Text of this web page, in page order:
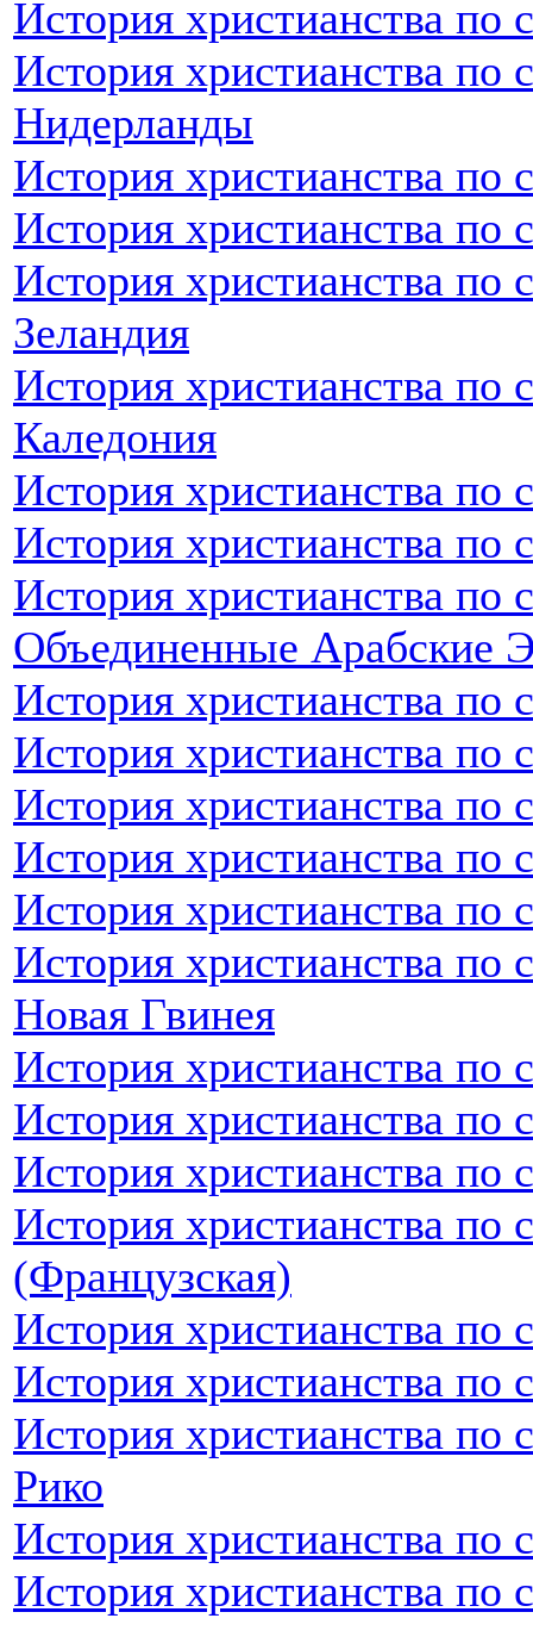
История христианства по
История христианства по
Нидерланды
История христианства по
История христианства по
История христианства по
Зеландия
История христианства по
Каледония
История христианства по
История христианства
История христианства по
Объединенные Арабские
История христианства
История христианства по
История христианства по
История христианства по
История христианства
История христианства по
Новая Гвинея
История христианства по
История христианства по
История христианства по
История христианства по
(Французская)
История христианства
История христианства по
История христианства по
Рико
История христианства
История христианства по